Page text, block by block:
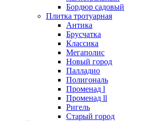
Бордюр садовый
Плитка тротуарная
Антика
Брусчатка
Классика
Мегаполис
Новый город
Палладио
Полигональ
Променад l
Променад ll
Ригель
Старый город